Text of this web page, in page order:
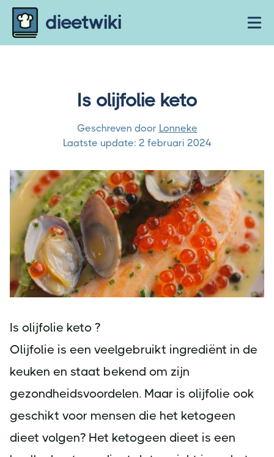
Skip to content
dieetwiki
Is olijfolie keto
Geschreven door Lonneke
Laatste update: 2 februari 2024
Is olijfolie keto ?
Olijfolie is een veelgebruikt ingrediënt in de
keuken en staat bekend om zijn
gezondheidsvoordelen. Maar is olijfolie ook
geschikt voor mensen die het ketogeen
dieet volgen? Het ketogeen dieet is een